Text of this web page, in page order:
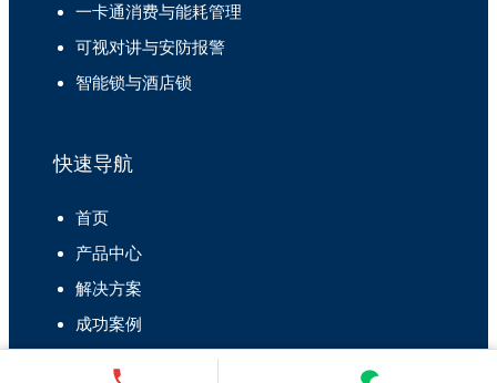
一卡通消费与能耗管理
可视对讲与安防报警
智能锁与酒店锁
快速导航
首页
产品中心
解决方案
成功案例